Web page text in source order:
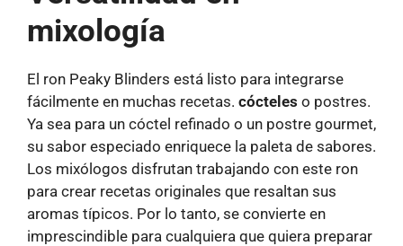
mixología
El ron Peaky Blinders está listo para integrarse
fácilmente en muchas recetas. cócteles o postres.
Ya sea para un cóctel refinado o un postre gourmet,
su sabor especiado enriquece la paleta de sabores.
Los mixólogos disfrutan trabajando con este ron
para crear recetas originales que resaltan sus
aromas típicos. Por lo tanto, se convierte en
imprescindible para cualquiera que quiera preparar